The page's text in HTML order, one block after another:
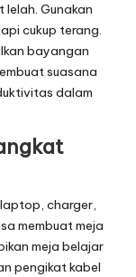
Gunakan
cukup terang.
bayangan
suasana
dalam
charger,
membuat meja
meja belajar
pengikat kabel